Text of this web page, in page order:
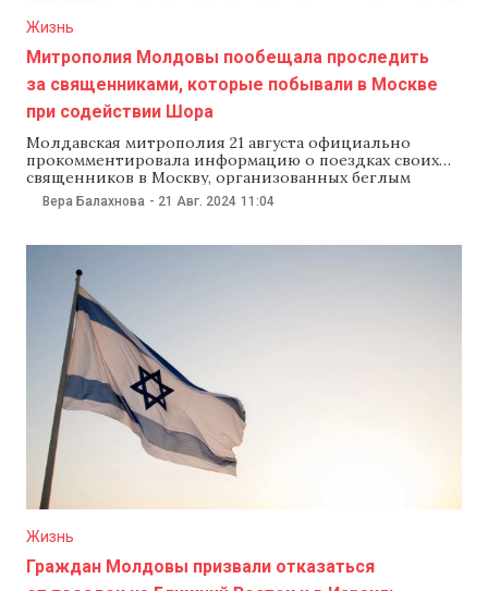
Жизнь
Митрополия Молдовы пообещала проследить
за священниками, которые побывали в Москве
при содействии Шора
Молдавская митрополия 21 августа официально
прокомментировала информацию о поездках своих
священников в Москву, организованных беглым
олигархом Иланом Шором. В митрополии осудили
действия священнослужителей и пообещали
и политических акциях. «Обязуемся еще раз
напомнить священникам об их обязанности сохранять
нейтралитет и не участвовать в политических
Вера Балахнова - 21 Авг. 2024 11:04
Жизнь
Граждан Молдовы призвали отказаться